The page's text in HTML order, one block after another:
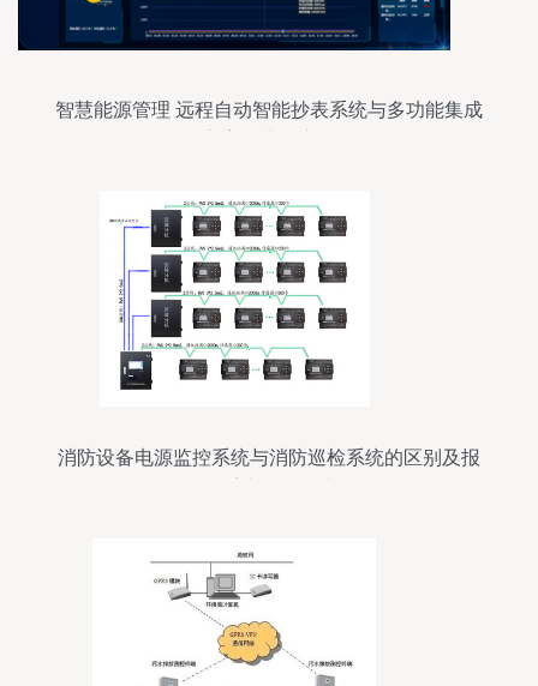
智慧能源管理 远程自动智能抄表系统与多功能集成
消防设备电源监控系统与消防巡检系统的区别及报